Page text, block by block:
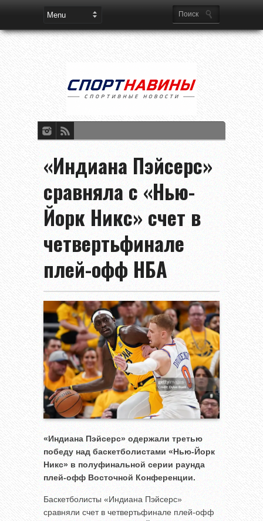
«Индиана Пэйсерс»
сравняла с «Нью-
Йорк Никс» счет в
четвертьфинале
плей-офф НБА
«Индиана Пэйсерс» одержали третью
победу над баскетболистами «Нью-Йорк
Никс» в полуфинальной серии раунда
плей-офф Восточной Конференции.
Баскетболисты «Индиана Пэйсерс»
сравняли счет в четвертьфинале плей-офф